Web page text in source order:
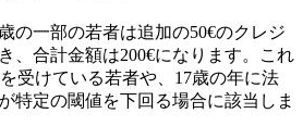
の一部の若者は追加の50€のクレジ
、合計金額は200€になります。これ
受けている若者や、17歳の年に法
特定の閾値を下回る場合に該当しま